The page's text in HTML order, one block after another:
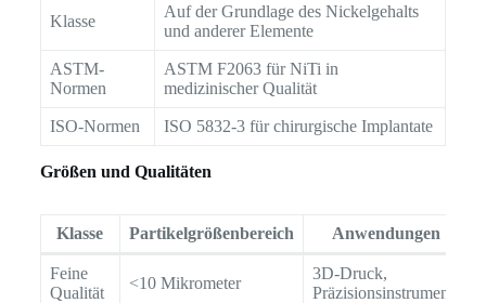
Klasse
Auf der Grundlage des Nickelgehalts
und anderer Elemente
ASTM-
Normen
ASTM F2063 für NiTi in
medizinischer Qualität
ISO-Normen ISO 5832-3 für chirurgische Implantate
Größen und Qualitäten
Klasse Partikelgrößenbereich Anwendungen
Feine
Qualität
<10 Mikrometer
3D-Druck,
Präzisionsinstrumente